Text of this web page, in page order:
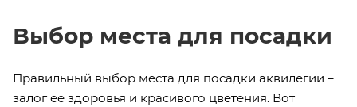
Выбор места для посадки
Правильный выбор места для посадки аквилегии –
залог её здоровья и красивого цветения. Вот